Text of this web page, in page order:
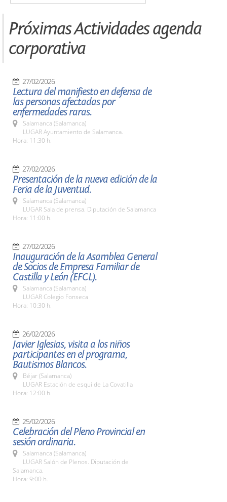
Próximas Actividades agenda
corporativa
27/02/2026
Lectura del manifiesto en defensa de
las personas afectadas por
enfermedades raras.
Salamanca (Salamanca)
LUGAR Ayuntamiento de Salamanca.
Hora: 11:30 h.
27/02/2026
Presentación de la nueva edición de la
Feria de la Juventud.
Salamanca (Salamanca)
LUGAR Sala de prensa. Diputación de Salamanca
Hora: 11:00 h.
27/02/2026
Inauguración de la Asamblea General
de Socios de Empresa Familiar de
Castilla y León (EFCL).
Salamanca (Salamanca)
LUGAR Colegio Fonseca
Hora: 10:30 h.
26/02/2026
Javier Iglesias, visita a los niños
participantes en el programa,
Bautismos Blancos.
Béjar (Salamanca)
LUGAR Estación de esquí de La Covatilla
Hora: 12:00 h.
25/02/2026
Celebración del Pleno Provincial en
sesión ordinaria.
Salamanca (Salamanca)
LUGAR Salón de Plenos. Diputación de
Salamanca.
Hora: 9:00 h.